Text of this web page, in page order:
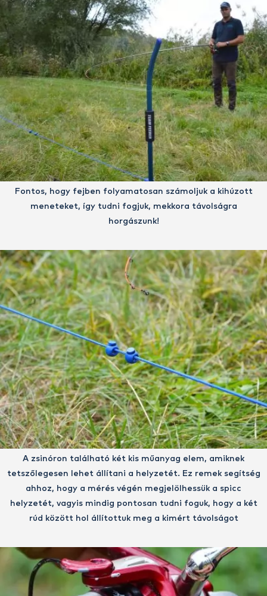
Fontos, hogy fejben folyamatosan számoljuk a kihúzott
meneteket, így tudni fogjuk, mekkora távolságra
horgászunk!
A zsinóron található két kis műanyag elem, amiknek
tetszőlegesen lehet állítani a helyzetét. Ez remek segítség
ahhoz, hogy a mérés végén megjelölhessük a spicc
helyzetét, vagyis mindig pontosan tudni foguk, hogy a két
rúd között hol állítottuk meg a kimért távolságot